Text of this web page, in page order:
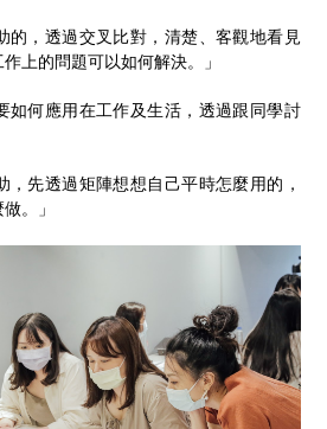
的，透過交叉比對，清楚、客觀地看見
上的問題可以如何解決。」
如何應用在工作及生活，透過跟同學討
，先透過矩陣想想自己平時怎麼用的，
。」